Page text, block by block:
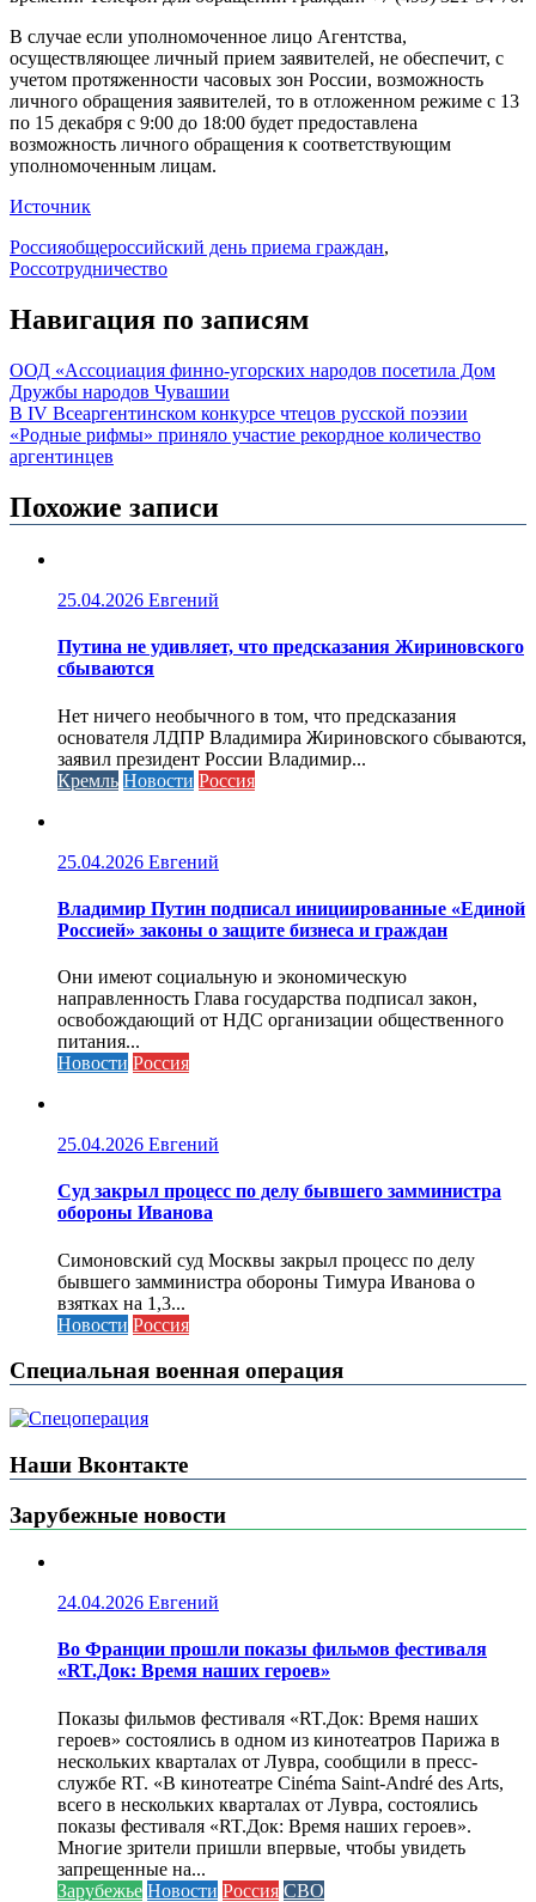
В случае если уполномоченное лицо Агентства,
осуществляющее личный прием заявителей, не обеспечит, с
учетом протяженности часовых зон России, возможность
личного обращения заявителей, то в отложенном режиме с 13
по 15 декабря с 9:00 до 18:00 будет предоставлена
возможность личного обращения к соответствующим
уполномоченным лицам.
Источник
Россияобщероссийский день приема граждан,
Россотрудничество
Навигация по записям
ООД «Ассоциация финно-угорских народов посетила Дом
Дружбы народов Чувашии
В IV Всеаргентинском конкурсе чтецов русской поэзии
«Родные рифмы» приняло участие рекордное количество
аргентинцев
Похожие записи
25.04.2026 Евгений
Путина не удивляет, что предсказания Жириновского
сбываются
Нет ничего необычного в том, что предсказания
основателя ЛДПР Владимира Жириновского сбываются,
заявил президент России Владимир...
Кремль Новости Россия
25.04.2026 Евгений
Владимир Путин подписал инициированные «Единой
Россией» законы о защите бизнеса и граждан
Они имеют социальную и экономическую
направленность Глава государства подписал закон,
освобождающий от НДС организации общественного
питания...
Новости Россия
25.04.2026 Евгений
Cуд закрыл процесс по делу бывшего замминистра
обороны Иванова
Симоновский суд Москвы закрыл процесс по делу
бывшего замминистра обороны Тимура Иванова о
взятках на 1,3...
Новости Россия
Специальная военная операция
Наши Вконтакте
Зарубежные новости
24.04.2026 Евгений
Во Франции прошли показы фильмов фестиваля
«RT.Док: Время наших героев»
Показы фильмов фестиваля «RT.Док: Время наших
героев» состоялись в одном из кинотеатров Парижа в
нескольких кварталах от Лувра, сообщили в пресс-
службе RT. «В кинотеатре Cinéma Saint-André des Arts,
всего в нескольких кварталах от Лувра, состоялись
показы фестиваля «RT.Док: Время наших героев».
Многие зрители пришли впервые, чтобы увидеть
запрещенные на...
Зарубежье Новости Россия СВО